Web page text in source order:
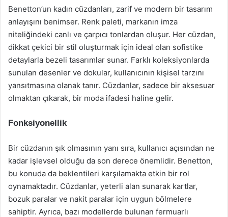
Benetton’un kadın cüzdanları, zarif ve modern bir tasarım
anlayışını benimser. Renk paleti, markanın imza
niteliğindeki canlı ve çarpıcı tonlardan oluşur. Her cüzdan,
dikkat çekici bir stil oluşturmak için ideal olan sofistike
detaylarla bezeli tasarımlar sunar. Farklı koleksiyonlarda
sunulan desenler ve dokular, kullanıcının kişisel tarzını
yansıtmasına olanak tanır. Cüzdanlar, sadece bir aksesuar
olmaktan çıkarak, bir moda ifadesi haline gelir.
Fonksiyonellik
Bir cüzdanın şık olmasının yanı sıra, kullanıcı açısından ne
kadar işlevsel olduğu da son derece önemlidir. Benetton,
bu konuda da beklentileri karşılamakta etkin bir rol
oynamaktadır. Cüzdanlar, yeterli alan sunarak kartlar,
bozuk paralar ve nakit paralar için uygun bölmelere
sahiptir. Ayrıca, bazı modellerde bulunan fermuarlı